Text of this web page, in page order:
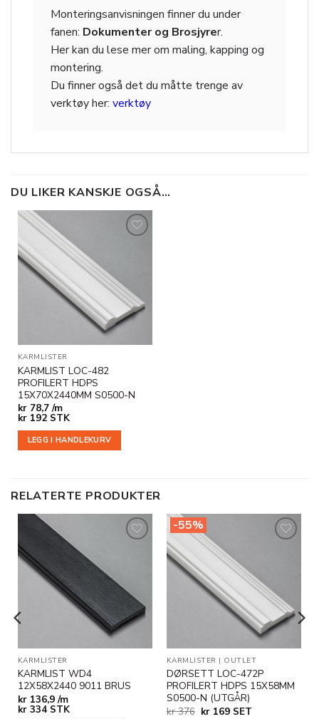
Monteringsanvisningen finner du under
fanen: Dokumenter og Brosjyrer.
Her kan du lese mer om maling, kapping og
montering.
Du finner også det du måtte trenge av
verktøy her: verktøy
DU LIKER KANSKJE OGSÅ…
ønskeliste
KARMLISTER
KARMLIST LOC-482
PROFILERT HDPS
15X70X2440MM S0500-N
kr78,7 /m
kr192 STK
LEGG I HANDLEKURV
RELATERTE PRODUKTER
ønskeliste
KARMLISTER
KARMLIST WD4
12X58X2440 9011 BRUS
kr136,9 /m
kr334 STK
-55%
ønskeliste
KARMLISTER | OUTLET
DØRSETT LOC-472P
PROFILERT HDPS 15X58MM
S0500-N (UTGÅR)
kr376 Opprinnelig
kr169Nåværende
SET